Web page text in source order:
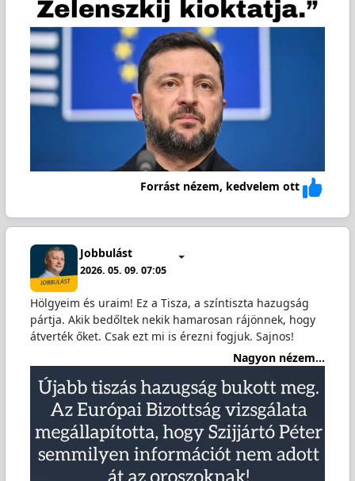
Forrást nézem, kedvelem ott
Jobbulást
2026. 05. 09. 07:05
Hölgyeim és uraim! Ez a Tisza, a színtiszta hazugság
pártja. Akik bedőltek nekik hamarosan rájönnek, hogy
átverték őket. Csak ezt mi is érezni fogjuk. Sajnos!
Nagyon nézem...